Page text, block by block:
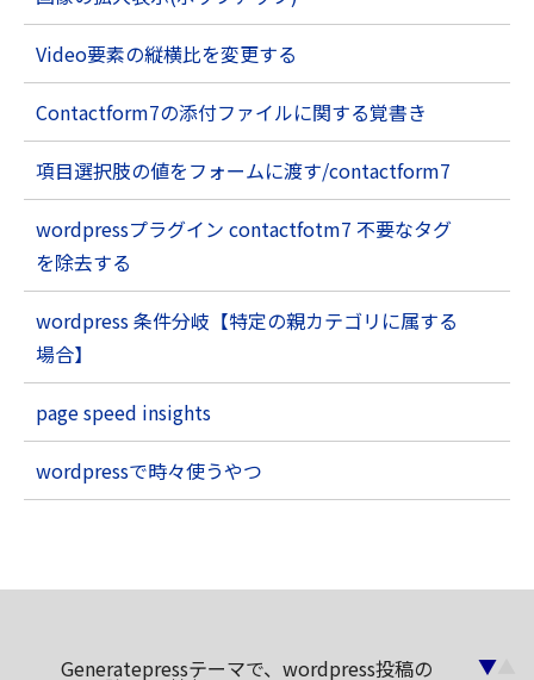
Video要素の縦横比を変更する
Contactform7の添付ファイルに関する覚書き
項目選択肢の値をフォームに渡す/contactform7
wordpressプラグイン contactfotm7 不要なタグ
を除去する
wordpress 条件分岐【特定の親カテゴリに属する
場合】
page speed insights
wordpressで時々使うやつ
▼
Generatepressテーマで、wordpress投稿の